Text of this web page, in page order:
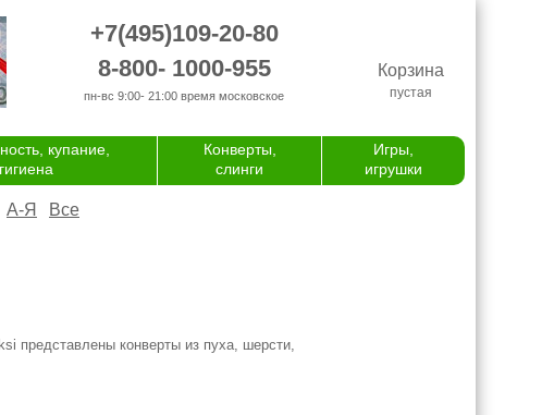
+7(495)109-20-80
8-800- 1000-955
пн-вс 9:00- 21:00 время московское
Корзина
пустая
купание,
гигиена
Конверты,
слинги
Игры,
игрушки
А-Я Все
представлены конверты из пуха, шерсти,